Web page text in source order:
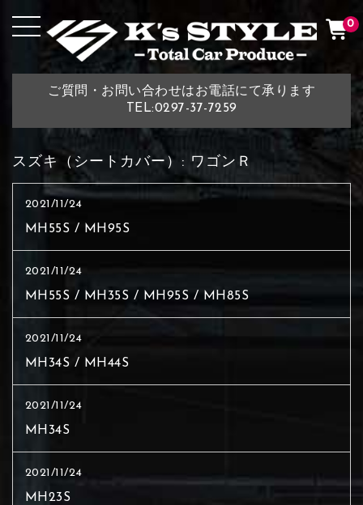
ご質問・お問い合わせはお電話にて承ります
TEL:0297-37-7259
0
スズキ（シートカバー）: ワゴンＲ
2021/11/24
MH55S / MH95S
2021/11/24
MH55S / MH35S / MH95S / MH85S
2021/11/24
MH34S / MH44S
2021/11/24
MH34S
2021/11/24
MH23S